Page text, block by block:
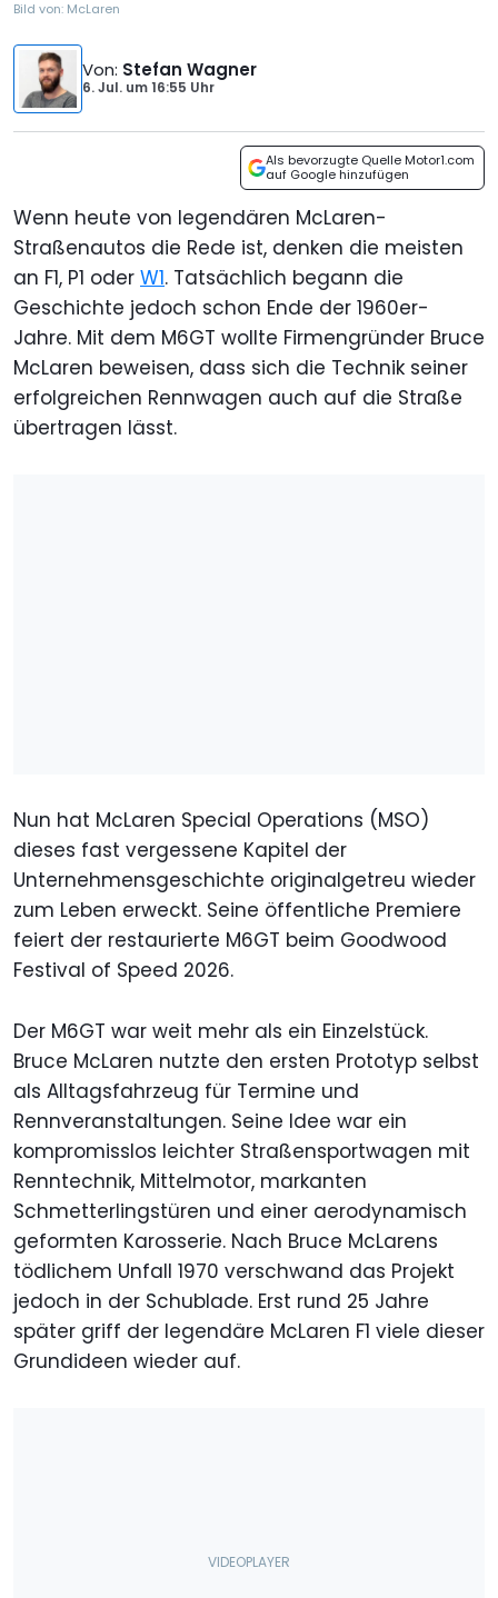
Bild von: McLaren
Von: Stefan Wagner
6. Jul. um16:55 Uhr
Als bevorzugte Quelle Motor1.com
auf Google hinzufügen
Wenn heute von legendären McLaren-
Straßenautos die Rede ist, denken die meisten
an F1, P1 oder W1. Tatsächlich begann die
Geschichte jedoch schon Ende der 1960er-
Jahre. Mit dem M6GT wollte Firmengründer Bruce
McLaren beweisen, dass sich die Technik seiner
erfolgreichen Rennwagen auch auf die Straße
übertragen lässt.
Nun hat McLaren Special Operations (MSO)
dieses fast vergessene Kapitel der
Unternehmensgeschichte originalgetreu wieder
zum Leben erweckt. Seine öffentliche Premiere
feiert der restaurierte M6GT beim Goodwood
Festival of Speed 2026.
Der M6GT war weit mehr als ein Einzelstück.
Bruce McLaren nutzte den ersten Prototyp selbst
als Alltagsfahrzeug für Termine und
Rennveranstaltungen. Seine Idee war ein
kompromisslos leichter Straßensportwagen mit
Renntechnik, Mittelmotor, markanten
Schmetterlingstüren und einer aerodynamisch
geformten Karosserie. Nach Bruce McLarens
tödlichem Unfall 1970 verschwand das Projekt
jedoch in der Schublade. Erst rund 25 Jahre
später griff der legendäre McLaren F1 viele dieser
Grundideen wieder auf.